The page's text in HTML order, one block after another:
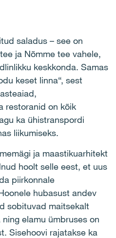
saladus – see on
ja Nõmme tee vahele,
keskkonda. Samas
keset linna“, sest
restoranid on kõik
ka ühistranspordi
liikumiseks.
ja maastikuarhitekt
hoolt selle eest, et uus
piirkonnale
hubasust andev
sobituvad maitsekalt
elamu ümbruses on
Sisehoovi rajatakse ka